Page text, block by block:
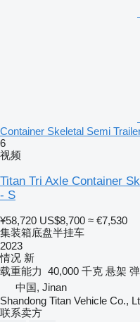
Container Skeletal Semi
6
视频
Titan Tri Axle Container
- S
¥58,720 US$8,700 ≈ €7,530
集装箱底盘半挂车
2023
情况 新
载重能力 40,000 千克 悬架
中国, Jinan
Shandong Titan Vehicle Co.,
联系卖方